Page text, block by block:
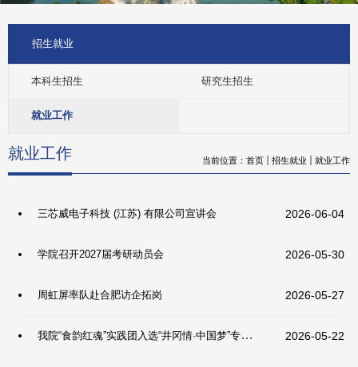
招生就业
本科生招生 研究生招生
就业工作
当前位置： 首页 招生就业 就业工作
就业工作
三芯威电子科技 (江苏) 有限公司宣讲会 2026-06-04
学院召开2027届考研动员会 2026-05-30
周虹屏率队赴合肥访企拓岗 2026-05-27
我院“食韵红魂”实践团入选“井冈情·中国梦”专项行动“好课题成果展” 2026-05-22